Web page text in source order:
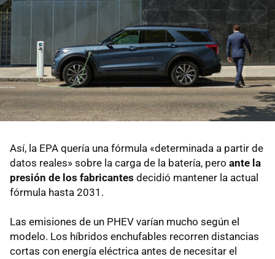
Así, la EPA quería una fórmula «determinada a partir de
datos reales» sobre la carga de la batería, pero ante la
presión de los fabricantes decidió mantener la actual
fórmula hasta 2031.
Las emisiones de un PHEV varían mucho según el
modelo. Los híbridos enchufables recorren distancias
cortas con energía eléctrica antes de necesitar el